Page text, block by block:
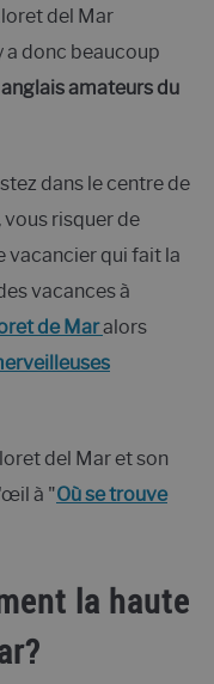
del Mar
a donc beaucoup
amateurs du
dans le centre de
, vous risquer de
vacancier qui fait la
vacances à
de Maralors
del Mar et son
à "Où se trouve
la haute